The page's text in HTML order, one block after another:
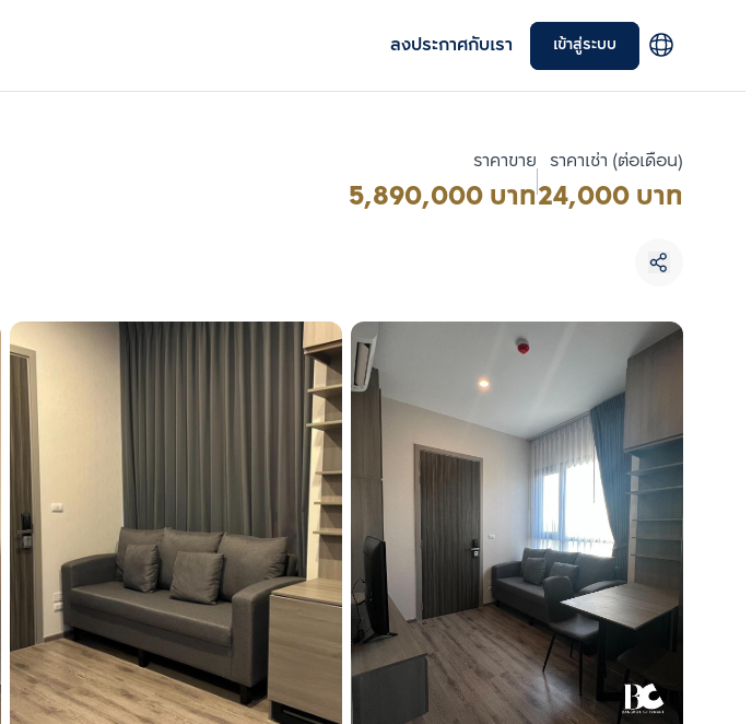
ลงประกาศกับเรา เข้าสู่ระบบ
ราคาขาย
5,890,000 บาท
ราคาเช่า (ต่อเดือน)
24,000 บาท
เพิ่มยูนิตเปรียบเทียบ
เลือกยูนิตเพื่อเปรียบเทียบ
เลือกได้สูงสุด 3 รายการ
เปรียบเทียบ